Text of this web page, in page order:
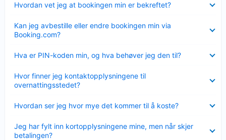
Hvordan vet jeg at bookingen min er bekreftet?
mindre
Kan jeg avbestille eller endre bookingen min via
Booking.com?
mindre
Hva er PIN-koden min, og hva behøver jeg den til?
mindre
Hvor finner jeg kontaktopplysningene til
overnattingsstedet?
mindre
Hvordan ser jeg hvor mye det kommer til å koste?
mindre
Jeg har fylt inn kortopplysningene mine, men når skjer
betalingen?
mindre